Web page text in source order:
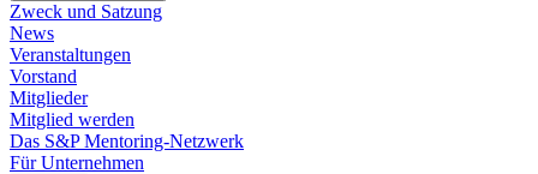
Zweck und Satzung
News
Veranstaltungen
Vorstand
Mitglieder
Mitglied werden
Das S&P Mentoring-Netzwerk
Für Unternehmen